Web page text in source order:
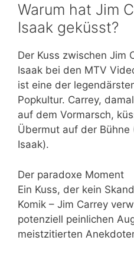
Warum hat Jim
Isaak geküsst?
Der Kuss zwischen Jim
Isaak bei den MTV
ist eine der
Popkultur. Carrey,
auf dem Vormarsch,
Übermut auf der Bühne
Isaak).
Der paradoxe Moment
Ein Kuss, der kein
Komik – Jim Carrey
potenziell peinlichen
meistzitierten